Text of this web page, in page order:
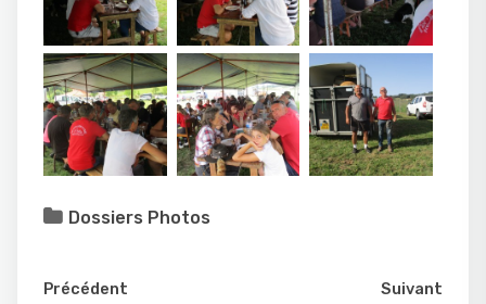
Dossiers Photos
Précédent Suivant